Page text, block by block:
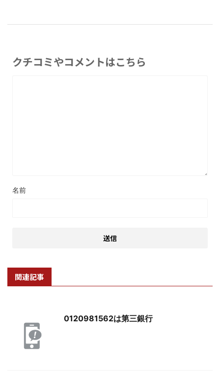
クチコミやコメントはこちら
名前
関連記事
0120981562は第三銀行